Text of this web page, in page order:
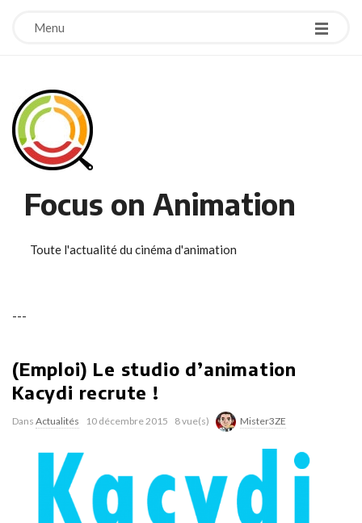
Menu
Focus on Animation
Toute l'actualité du cinéma d'animation
---
(Emploi) Le studio d’animation
Kacydi recrute !
Dans Actualités 10 décembre 2015 8 vue(s) Mister3ZE